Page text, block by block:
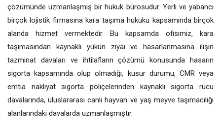
çözümünde uzmanlaşmış bir hukuk bürosudur. Yerli ve yabancı
birçok lojistik firmasına kara taşıma hukuku kapsamında birçok
alanda hizmet vermektedir. Bu kapsamda ofisimiz, kara
taşımasından kaynaklı yükün zıyaı ve hasarlanmasına ilişin
tazminat davaları ve ihtilafların çözümü konusunda hasarın
sigorta kapsamında olup olmadığı, kusur durumu, CMR veya
emtia nakliyat sigorta poliçelerinden kaynaklı sigorta rücu
davalarında, uluslararası canlı hayvan ve yaş meyve taşımacılığı
alanlarındaki davalarda uzmanlaşmıştır.